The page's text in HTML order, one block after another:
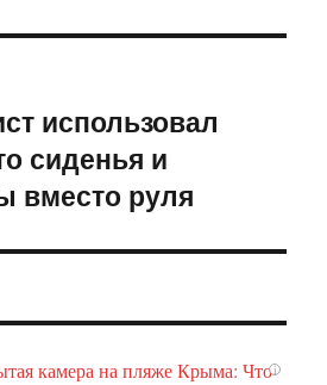
использовал
сиденья и
вместо руля
i
камера на пляже Крыма: Что